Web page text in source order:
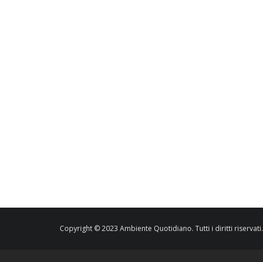
Copyright © 2023 Ambiente Quotidiano. Tutti i diritti riservati.